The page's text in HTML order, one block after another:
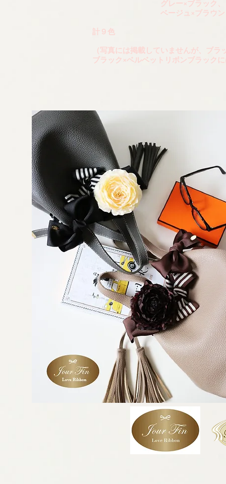
グレー×ブラック、
ベージュ×ブラウン
計９色
（写真には掲載していませんが、ブ
ブラック×ベルベットリボンブラック